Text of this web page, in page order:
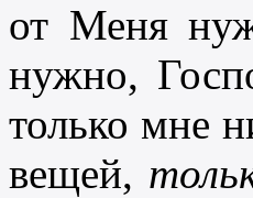
от Меня
нужно,
только мне
вещей,